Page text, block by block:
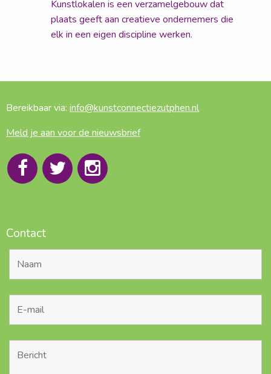
Kunstlokalen is een verzamelgebouw dat
plaats geeft aan creatieve ondernemers die
elk in een eigen discipline werken.
Bereikbaar via: info@kunstconnectiezutphen.nl
Meld je aan voor de nieuwsbrief
Contact